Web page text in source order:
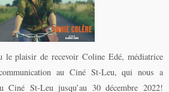
le plaisir de recevoir Coline Edé, médiatrice
au Ciné St-Leu, qui nous a
Ciné St-Leu jusqu’au 30 décembre 2022!